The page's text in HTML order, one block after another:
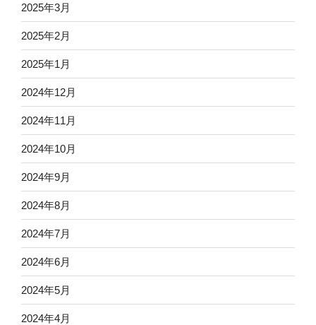
2025年3月
2025年2月
2025年1月
2024年12月
2024年11月
2024年10月
2024年9月
2024年8月
2024年7月
2024年6月
2024年5月
2024年4月